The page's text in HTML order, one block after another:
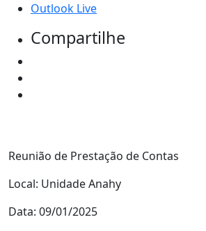
Outlook Live
Compartilhe
Reunião de Prestação de Contas
Local: Unidade Anahy
Data: 09/01/2025